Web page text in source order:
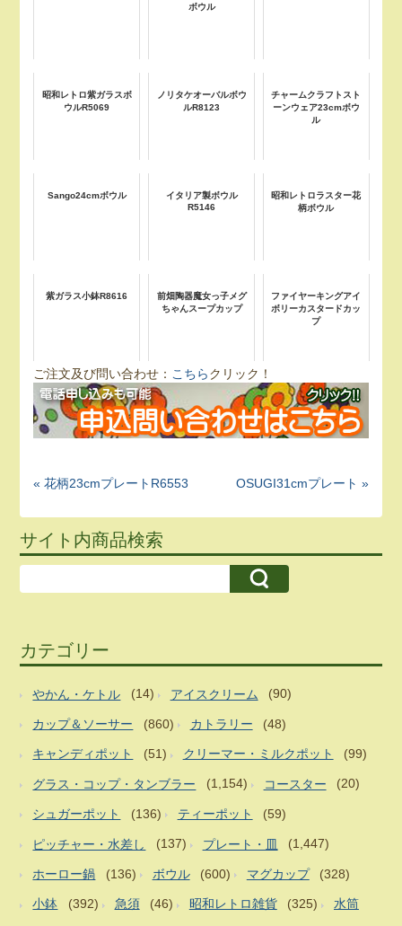
ボウル
昭和レトロ紫ガラスボ
ウルR5069
ノリタケオーバルボウ
ルR8123
チャームクラフトスト
ーンウェア23cmボウ
ル
Sango24cmボウル
イタリア製ボウル
R5146
昭和レトロラスター花
柄ボウル
紫ガラス小鉢R8616
前畑陶器魔女っ子メグ
ちゃんスープカップ
ファイヤーキングアイ
ボリーカスタードカッ
プ
ご注文及び問い合わせ： こちらクリック！
« 花柄23cmプレートR6553 OSUGI31cmプレート »
サイト内商品検索
カテゴリー
やかん・ケトル (14) アイスクリーム (90)
カップ＆ソーサー (860) カトラリー (48)
キャンディポット (51) クリーマー・ミルクポット (99)
グラス・コップ・タンブラー (1,154) コースター (20)
シュガーポット (136) ティーポット (59)
ピッチャー・水差し (137) プレート・皿 (1,447)
ホーロー鍋 (136) ボウル (600) マグカップ (328)
小鉢 (392) 急須 (46) 昭和レトロ雑貨 (325) 水筒